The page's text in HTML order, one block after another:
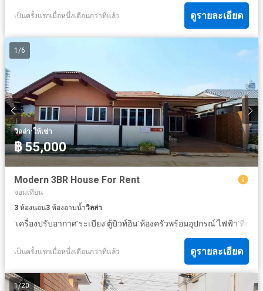
เป็นครั้งแรกเมื่อหนึ่งเดือนกว่าที่แล้ว ดูรายละเอียด
1 /6
วิลล่า·ให้เช่า
฿ 55,000
Modern 3BR House For Rent
จอมเทียน
3 ห้องนอน3 ห้องอาบน้ำวิลล่า
·เครื่องปรับอากาศ·ระเบียง·ตู้บิวท์อิน·ห้องครัวพร้อมอุปกรณ์·ไฟฟ้า·ที่จอด
เป็นครั้งแรกเมื่อหนึ่งเดือนกว่าที่แล้ว ดูรายละเอียด
1/20